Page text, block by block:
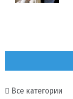
Все категории